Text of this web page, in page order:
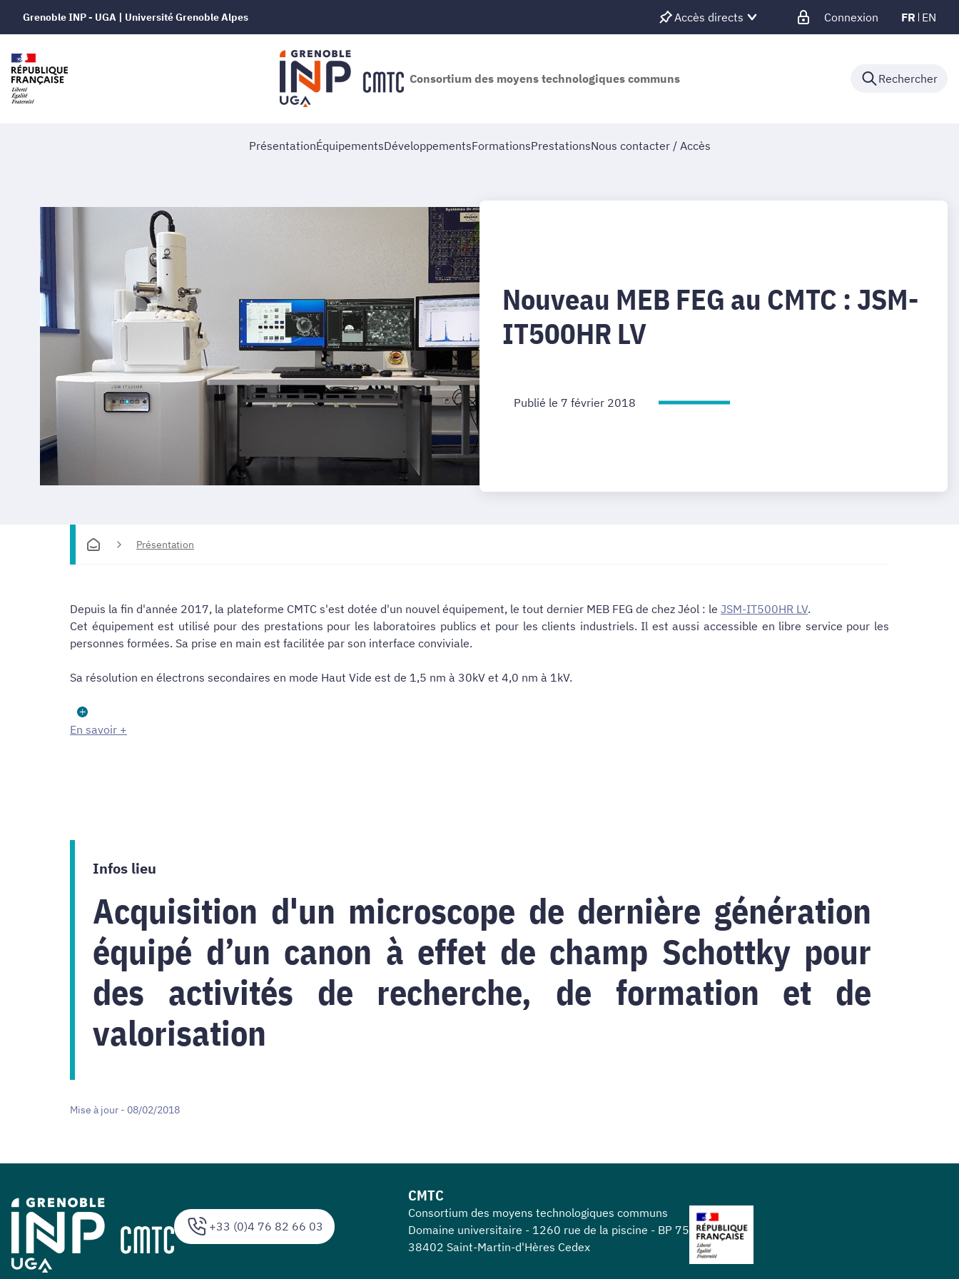
Grenoble INP - UGA | Université Grenoble Alpes Accès directs Connexion FR EN
Consortium des moyens technologiques communs Rechercher
PrésentationÉquipementsDéveloppementsFormationsPrestationsNous contacter / Accès
Nouveau MEB FEG au CMTC : JSM-
IT500HR LV
Publié le 7 février 2018
Présentation
Depuis la fin d'année 2017, la plateforme CMTC s'est dotée d'un nouvel équipement, le tout dernier MEB FEG de chez Jéol : le JSM-IT500HR LV.
Cet équipement est utilisé pour des prestations pour les laboratoires publics et pour les clients industriels. Il est aussi accessible en libre service pour les
personnes formées. Sa prise en main est facilitée par son interface conviviale.
Sa résolution en électrons secondaires en mode Haut Vide est de 1,5 nm à 30kV et 4,0 nm à 1kV.
En savoir +
Infos lieu
Acquisition d'un microscope de dernière génération
équipé d’un canon à effet de champ Schottky pour
des activités de recherche, de formation et de
valorisation
Mise à jour - 08/02/2018
+33 (0)4 76 82 66 03
CMTC
Consortium des moyens technologiques communs
Domaine universitaire - 1260 rue de la piscine - BP 75
38402 Saint-Martin-d'Hères Cedex